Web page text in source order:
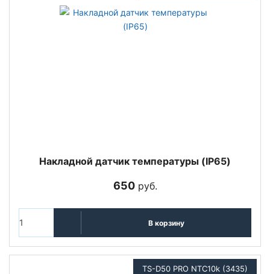
Накладной датчик температуры (IP65)
650руб.
В корзину
TS-D50 PRO NTC10k (3435)